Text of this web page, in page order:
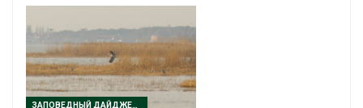
ЗАПОВЕДНЫЙ ДАЙДЖЕСТ